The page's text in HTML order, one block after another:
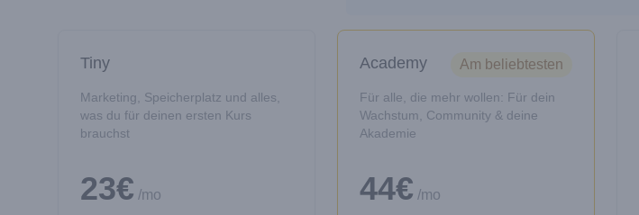
Tiny
Marketing, Speicherplatz und alles,
was du für deinen ersten Kurs
brauchst
23€ /mo
Am beliebtesten
Academy
Für alle, die mehr wollen: Für dein
Wachstum, Community & deine
Akademie
44€ /mo